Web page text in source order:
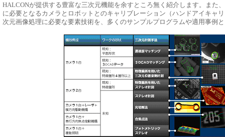
HALCONが提供する豊富な三次元機能を余すところ無く紹介します。また
に必要となるカメラとロボットとのキャリブレーション（ハンドアイキャ
次元画像処理に必要な要素技術を、多くのサンプルプログラムや適用事例